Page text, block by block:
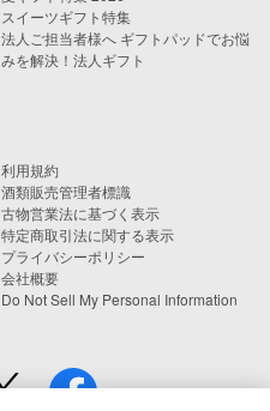
スイーツギフト特集
法人ご担当者様へ ギフトパッドでお悩
みを解決！法人ギフト
利用規約
酒類販売管理者標識
古物営業法に基づく表示
特定商取引法に関する表示
プライバシーポリシー
会社概要
Do Not Sell My Personal Information